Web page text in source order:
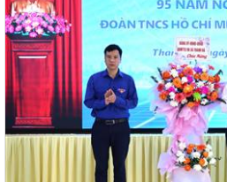
dục – Thể thao Việt Nam (27/3/1946 –